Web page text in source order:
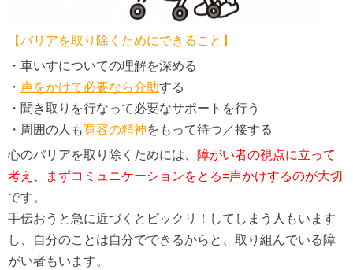
【バリアを取り除くためにできること】
・車いすについての理解を深める
・ 声をかけて必要なら介助する
・聞き取りを行なって必要なサポートを行う
・周囲の人も寛容の精神をもって待つ／接する
心のバリアを取り除くためには、 障がい者の視点に立って
考え、まずコミュニケーションをとる=声かけするのが大切
です。
手伝おうと急に近づくとビックリ！してしまう人もいます
し、自分のことは自分でできるからと、取り組んでいる障
がい者もいます。